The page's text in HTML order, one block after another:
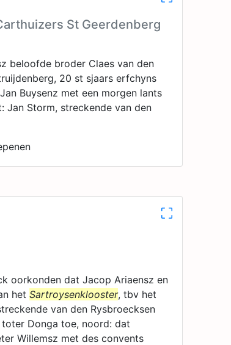
St Geerdenberg
beloofde broder Claes van den
20 st sjaars erfchyns
Buysenz met een morgen lants
Storm, streckende van den
oorkonden dat Jacop Ariaensz en
het Sartroysenklooster, tbv het
van den Rysbroecksen
Donga toe, noord: dat
Willemsz met des convents